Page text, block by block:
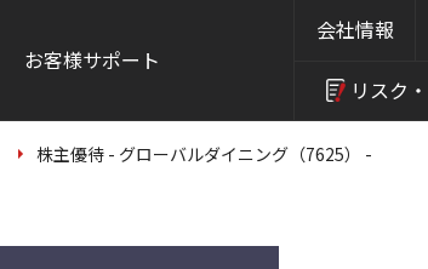
お客様サポート
会社情報
リスク・
株主優待 - グローバルダイニング（7625） -